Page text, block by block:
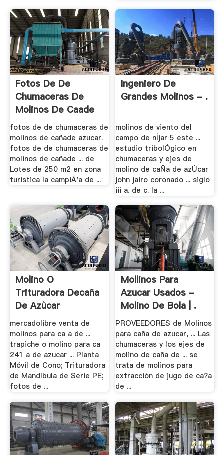
Fotos De De
Chumaceras De
Molinos De Caade
Azucar
fotos de de chumaceras de
molinos de cañade azucar.
fotos de de chumaceras de
molinos de cañade ... de
Lotes de 250 m2 en zona
turistica la campiÃ'a de ...
Ingeniero De
Grandes Molinos - .
molinos de viento del
campo de nÍjar 5 este ...
estudio tribolÓgico en
chumaceras y ejes de
molino de caÑa de azÚcar
john jairo coronado ... siglo
iii a. de c. la ...
Molino O
Trituradora Decaña
De Azùcar
mercadolibre venta de
molinos para ca a de ...
trapiche o molino para ca
241 a de azucar ... Planta
Móvil de Cono; Trituradora
de Mandíbula de Serie PE;
fotos de ...
Mollinos Para
Azucar Usados -
Molino De Bola | .
PROVEEDORES de Molinos
para caña de azucar, ... Las
chumaceras y los ejes de
molino de caña de ... se
trata de molinos para
extracción de jugo de ca?a
de ...